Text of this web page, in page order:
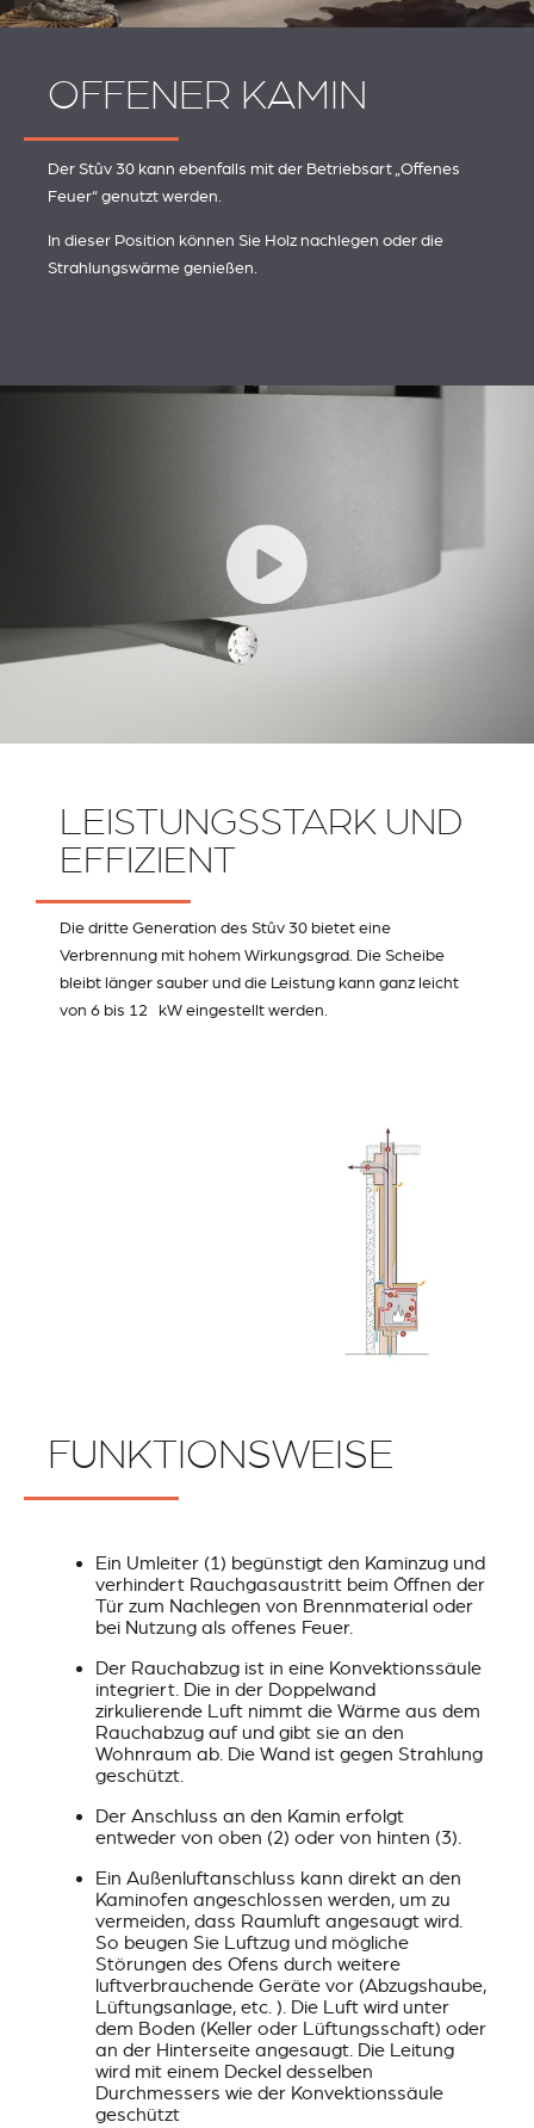
OFFENER KAMIN
Der Stûv 30 kann ebenfalls mit der Betriebsart „Offenes
Feuer“ genutzt werden.
In dieser Position können Sie Holz nachlegen oder die
Strahlungswärme genießen.
LEISTUNGSSTARK UND
EFFIZIENT
Die dritte Generation des Stûv 30 bietet eine
Verbrennung mit hohem Wirkungsgrad. Die Scheibe
bleibt länger sauber und die Leistung kann ganz leicht
von 6 bis 12 kW eingestellt werden.
FUNKTIONSWEISE
Ein Umleiter (1) begünstigt den Kaminzug und
verhindert Rauchgasaustritt beim Öffnen der
Tür zum Nachlegen von Brennmaterial oder
bei Nutzung als offenes Feuer.
Der Rauchabzug ist in eine Konvektionssäule
integriert. Die in der Doppelwand
zirkulierende Luft nimmt die Wärme aus dem
Rauchabzug auf und gibt sie an den
Wohnraum ab. Die Wand ist gegen Strahlung
geschützt.
Der Anschluss an den Kamin erfolgt
entweder von oben (2) oder von hinten (3).
Ein Außenluftanschluss kann direkt an den
Kaminofen angeschlossen werden, um zu
vermeiden, dass Raumluft angesaugt wird.
So beugen Sie Luftzug und mögliche
Störungen des Ofens durch weitere
luftverbrauchende Geräte vor (Abzugshaube,
Lüftungsanlage, etc. ). Die Luft wird unter
dem Boden (Keller oder Lüftungsschaft) oder
an der Hinterseite angesaugt. Die Leitung
wird mit einem Deckel desselben
Durchmessers wie der Konvektionssäule
geschützt